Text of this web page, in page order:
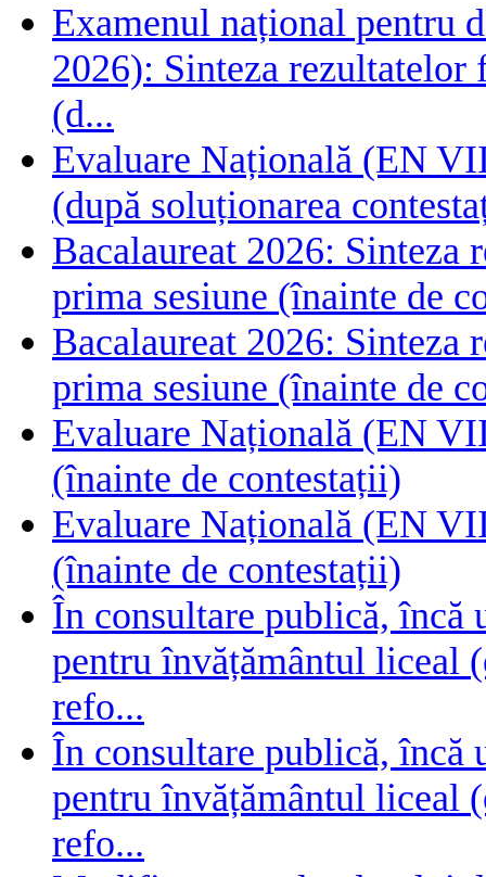
Examenul național pentru
2026): Sinteza rezultatelor
(d...
Evaluare Națională (EN
(după soluționarea
Bacalaureat 2026:
prima sesiune (înainte de
Bacalaureat 2026:
prima sesiune (înainte de
Evaluare Națională (EN
(înainte de contestații)
Evaluare Națională (EN
(înainte de contestații)
În consultare publică, încă
pentru învățământul liceal
refo...
În consultare publică, încă
pentru învățământul liceal
refo...